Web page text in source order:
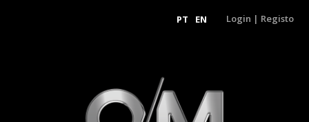
PT EN Login | Registo